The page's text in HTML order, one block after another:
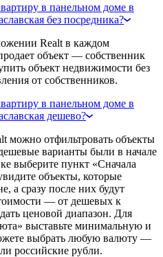
в панельном доме в
без посредника?
Realt в каждом
объект — собственник
объект недвижимости без
от собственников.
в панельном доме в
дешево?
можно отфильтровать объекты
варианты были в начале
выберите пункт «Сначала
объекты, которые
а сразу после них будут
— от дешевых к
ценовой диапазон. Для
выставьте минимальную и
выбрать любую валюту —
российские рубли.